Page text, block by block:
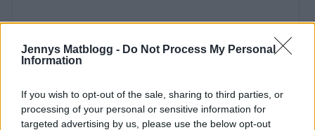
Jennys Matblogg - Do Not Process My Personal
Information
If you wish to opt-out of the sale, sharing to third parties, or
processing of your personal or sensitive information for
targeted advertising by us, please use the below opt-out
18 COMMENTS
äldsta